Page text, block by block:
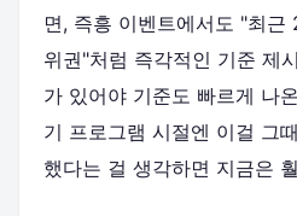
면, 즉흥 이벤트에서도 "최
위권"처럼 즉각적인 기준 제
가 있어야 기준도 빠르게 나
기 프로그램 시절엔 이걸 그
했다는 걸 생각하면 지금은